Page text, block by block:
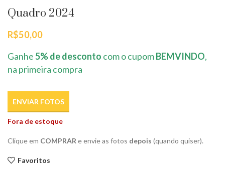
Quadro 2024
R$50,00
Ganhe5% de desconto com o cupomBEMVINDO,
na primeira compra
ENVIAR FOTOS
Fora de estoque
Clique em COMPRAR e envie as fotos depois (quando quiser).
Favoritos